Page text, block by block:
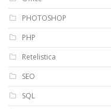
PHOTOSHOP
PHP
Retelistica
SEO
SQL